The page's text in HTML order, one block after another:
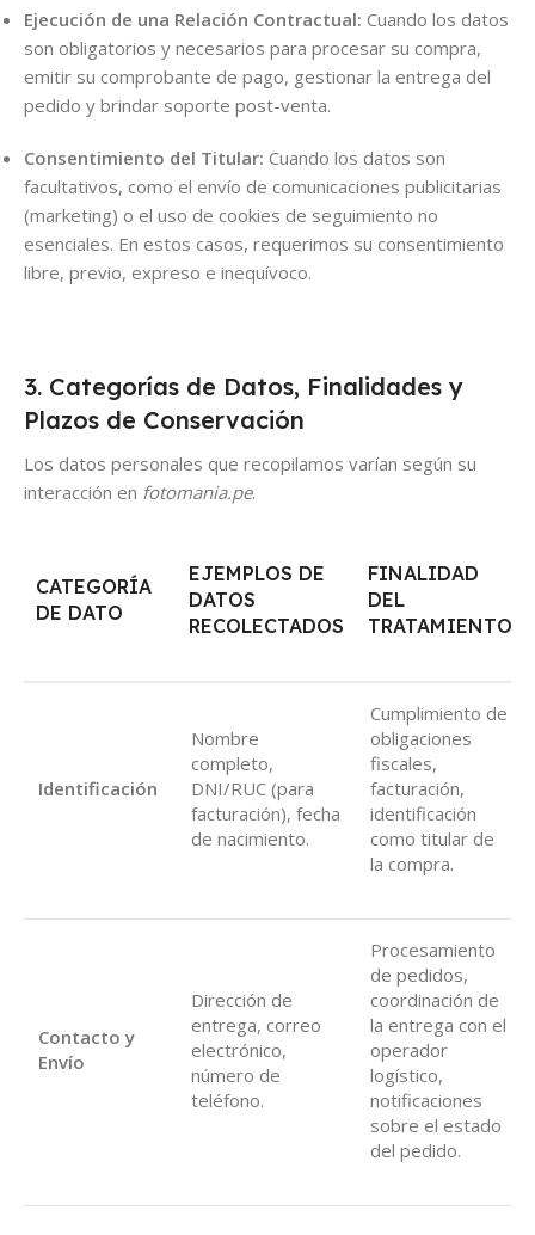
Ejecución de una Relación Contractual: Cuando los datos
son obligatorios y necesarios para procesar su compra,
emitir su comprobante de pago, gestionar la entrega del
pedido y brindar soporte post-venta.
Consentimiento del Titular: Cuando los datos son
facultativos, como el envío de comunicaciones publicitarias
(marketing) o el uso de cookies de seguimiento no
esenciales. En estos casos, requerimos su consentimiento
libre, previo, expreso e inequívoco.
3. Categorías de Datos, Finalidades y
Plazos de Conservación
Los datos personales que recopilamos varían según su
interacción en fotomania.pe.
CATEGORÍA
DE DATO
EJEMPLOS DE
DATOS
RECOLECTADOS
FINALIDAD
DEL
TRATAMIENTO
Identificación
Nombre
completo,
DNI/RUC (para
facturación), fecha
de nacimiento.
Cumplimiento de
obligaciones
fiscales,
facturación,
identificación
como titular de
la compra.
Contacto y
Envío
Dirección de
entrega, correo
electrónico,
número de
teléfono.
Procesamiento
de pedidos,
coordinación de
la entrega con el
operador
logístico,
notificaciones
sobre el estado
del pedido.